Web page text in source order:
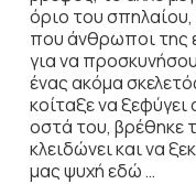
όριο του
που άνθρωποι της
για να
ένας ακόμα
κοίταξε να
οστά του, βρέθηκε
κλειδώνει και να
μας ψυχή εδώ …